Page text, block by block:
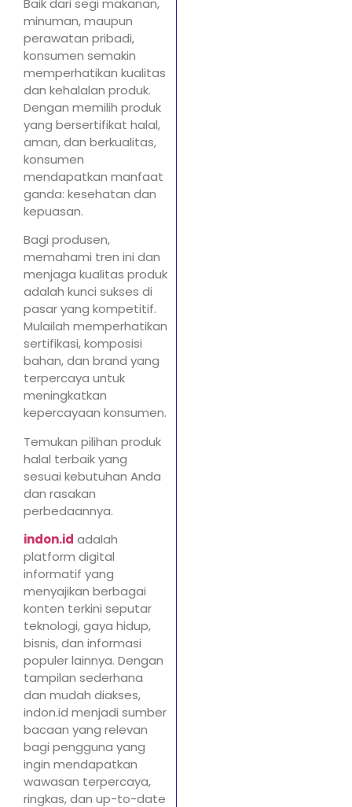
Baik dari segi makanan,
minuman, maupun
perawatan pribadi,
konsumen semakin
memperhatikan kualitas
dan kehalalan produk.
Dengan memilih produk
yang bersertifikat halal,
aman, dan berkualitas,
konsumen
mendapatkan manfaat
ganda: kesehatan dan
kepuasan.
Bagi produsen,
memahami tren ini dan
menjaga kualitas produk
adalah kunci sukses di
pasar yang kompetitif.
Mulailah memperhatikan
sertifikasi, komposisi
bahan, dan brand yang
terpercaya untuk
meningkatkan
kepercayaan konsumen.
Temukan pilihan produk
halal terbaik yang
sesuai kebutuhan Anda
dan rasakan
perbedaannya.
indon.id adalah
platform digital
informatif yang
menyajikan berbagai
konten terkini seputar
teknologi, gaya hidup,
bisnis, dan informasi
populer lainnya. Dengan
tampilan sederhana
dan mudah diakses,
indon.id menjadi sumber
bacaan yang relevan
bagi pengguna yang
ingin mendapatkan
wawasan terpercaya,
ringkas, dan up-to-date